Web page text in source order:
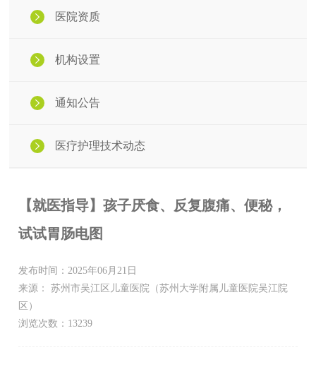
医院资质
机构设置
通知公告
医疗护理技术动态
【就医指导】孩子厌食、反复腹痛、便秘，
试试胃肠电图
发布时间：2025年06月21日
来源： 苏州市吴江区儿童医院（苏州大学附属儿童医院吴江院
区）
浏览次数：13239